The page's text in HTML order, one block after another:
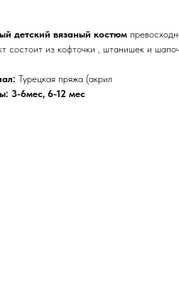
детский вязаный костюм
состоит из кофточки , штанишек и
Турецкая пряжа (акрил
3-6мес, 6-12 мес